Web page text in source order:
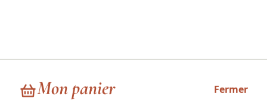
Mon panier Fermer
Plateau repas Meudon